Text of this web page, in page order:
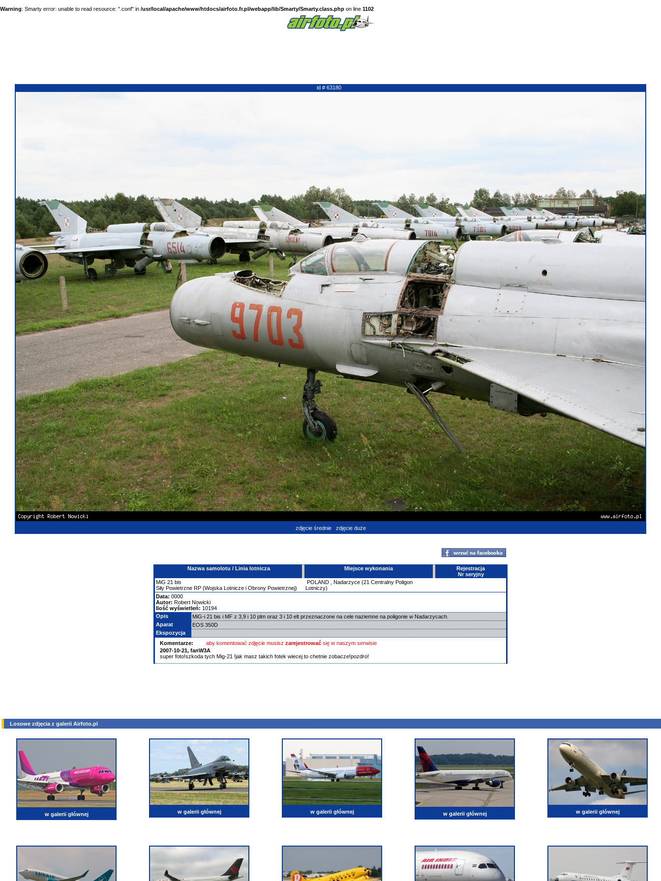
Warning: Smarty error: unable to read resource: ".conf" in /usr/local/apache/www/htdocs/airfoto.fr.pl/webapp/lib/Smarty/Smarty.class.php on line 1102
id # 63180
zdjęcie średnie zdjęcie duże
Nazwa samolotu / Linia lotnicza Miejsce wykonania
Rejestracja
Nr seryjny
MiG 21 bis
Siły Powietrzne RP (Wojska Lotnicze i Obrony Powietrznej)
POLAND
Nadarzyce (21 Centralny Poligon
Lotniczy)
Data: 0000
Autor: Robert Nowicki
Ilość wyświetleń: 10194
Opis
MiG-i 21 bis i MF z 3,9 i 10 plm oraz 3 i 10 elt przeznaczone na cele naziemne na poligonie w Nadarzycach.
Aparat
EOS 350D
Ekspozycja
Komentarze:
aby komentować zdjęcie musisz zarejestrować się w naszym serwisie
2007-10-21, fanW3A
super foto!szkoda tych Mig-21 !jak masz takich fotek wiecej to chetnie zobacze!pozdro!
Losowe zdjęcia z galerii Airfoto.pl
w galerii głównej w galerii głównej w galerii głównej w galerii głównej w galerii głównej